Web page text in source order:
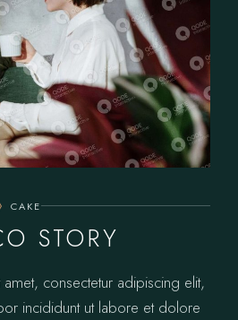
CAKE
STORY
consectetur adipiscing elit,
incididunt ut labore et dolore